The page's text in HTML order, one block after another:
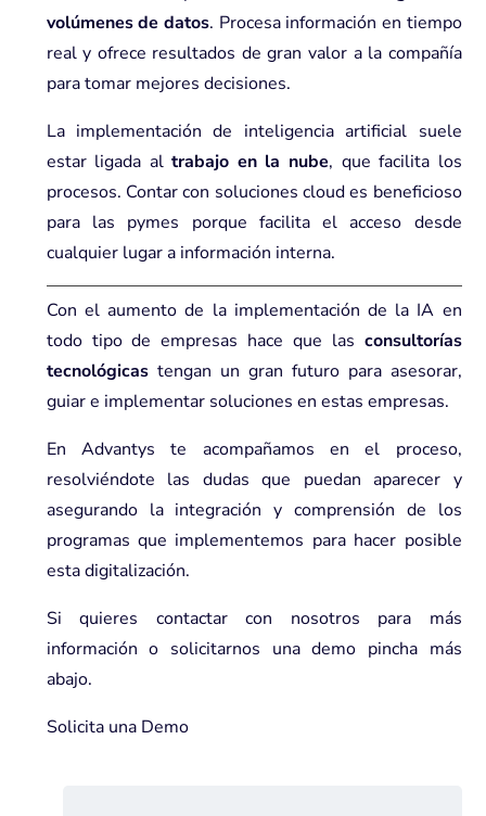
volúmenes de datos. Procesa información en tiempo
real y ofrece resultados de gran valor a la compañía
para tomar mejores decisiones.
La implementación de inteligencia artificial suele
estar ligada altrabajo en la nube, que facilita los
procesos. Contar con soluciones cloud es beneficioso
para las pymes porque facilita el acceso desde
cualquier lugar a información interna.
Con el aumento de la implementación de la IA en
todo tipo de empresas hace que las consultorías
tecnológicastengan un gran futuro para asesorar,
guiar e implementar soluciones en estas empresas.
En Advantys te acompañamos en el proceso,
resolviéndote las dudas que puedan aparecer y
asegurando la integración y comprensión de los
programas que implementemos para hacer posible
esta digitalización.
Si quieres contactar con nosotros para más
información o solicitarnos una demo pincha más
abajo.
Solicita una Demo